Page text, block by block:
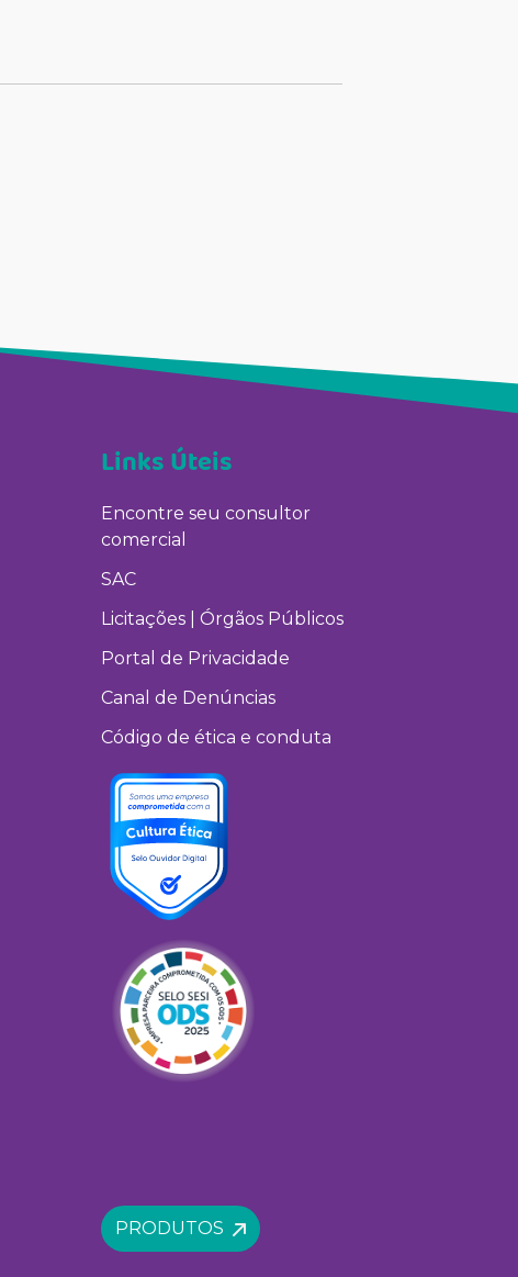
Links Úteis
Encontre seu consultor
comercial
SAC
Licitações | Órgãos Públicos
Portal de Privacidade
Canal de Denúncias
Código de ética e conduta
PRODUTOS